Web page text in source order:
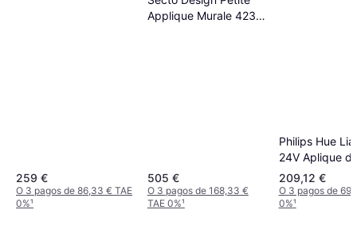
259 €
O 3 pagos de 86,33 € TAE
0%¹
Applique Murale 4231
505 €
O 3 pagos de 168,33 €
TAE 0%¹
Philips Hue
24V Aplique
209,12 €
O 3 pagos de
0%¹